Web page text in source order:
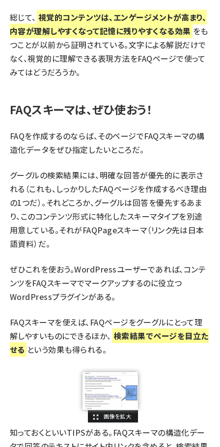
総じて、 視覚的コンテンツは、エンゲージメントが高まり、
内容が理解しやすくなって記憶に残りやすくなる効果 をも
つことが以前から証明されている。文字による解説だけで
なく、視覚的に理解できる表現方法をFAQページで使って
みてはどうだろうか。
FAQスキーマは、ぜひ使おう！
FAQを作成するのならば、そのページでFAQスキーマの構
造化データをぜひ指定したいところだ。
グーグルの検索結果には、 明確な回答が優先的に表示さ
れる （これも、しっかりしたFAQページを作成するべき理由
の1つだ）。それどころか、グーグルは回答を優先するあま
り、このコンテンツ形式に特化したスキーマタイプを別途
用意している。それがFAQPageスキーマ（リンク先は日本
語資料）だ。
ぜひこれを使おう。WordPressユーザーであれば、コンテ
ンツをFAQスキーマでマークアップするのに役立つ
WordPressプラグインがある。
FAQスキーマを使えば、FAQページをグーグルにとって理
解しやすいものにできるほか、 検索結果でページを目立た
せる という効果も得られる。
知っておくといいTIPSがある。FAQスキーマの構造化デー